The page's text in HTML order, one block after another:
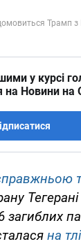
у курсі
на Новини на
загиблих
на